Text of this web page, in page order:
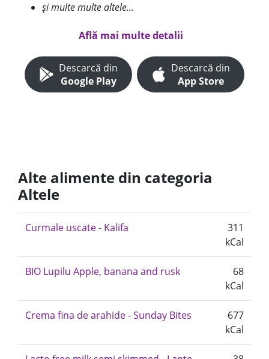
și multe multe altele...
Află mai multe detalii
Descarcă din
Google Play
Descarcă din
App Store
Alte alimente din categoria
Altele
Curmale uscate - Kalifa
311
kCal
BIO Lupilu Apple, banana and rusk
68
kCal
Crema fina de arahide - Sunday Bites
677
kCal